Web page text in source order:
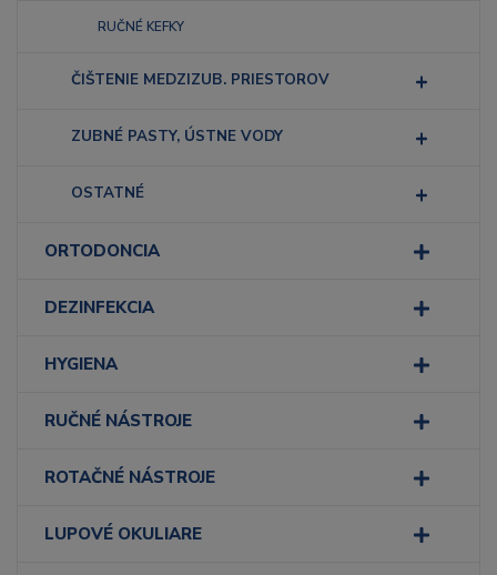
RUČNÉ KEFKY
ČIŠTENIE MEDZIZUB. PRIESTOROV
ZUBNÉ PASTY, ÚSTNE VODY
OSTATNÉ
ORTODONCIA
DEZINFEKCIA
HYGIENA
RUČNÉ NÁSTROJE
ROTAČNÉ NÁSTROJE
LUPOVÉ OKULIARE